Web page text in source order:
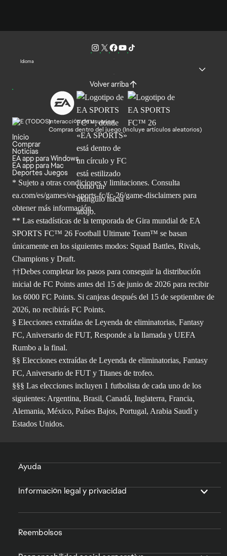
Idioma
Volver arriba
Interacción de usuarios
Compras dentro del juego (Incluye artículos aleatorios)
Inicio
Comprar
Noticias
EA app para Windows
EA app para Mac
Deportes Juegos
* Sujeto a otras condiciones y limitaciones. Consulta
ea.com/es/games/ea-sports-fc/fc-26/game-disclaimers para
obtenermás información.
** Las estadísticas de la temporada de Gira mundial de EA
SPORTS FC™ 26 Football Ultimate Team™ se basan
únicamente en los siguientes modos: Squad Battles, Rivals,
Champions y Draft.
††Debes completar los pasos para conseguir la distribución
inicial de FC Points antes del 15 de junio de 2026 para recibir
los 6000 FC Points. Si canjeas después del 15 de septiembre de
2026, no recibirás FC Points.
§ Elecciones extraídas de Leyenda de eliminatorias, Fantasy
FC, Aniversario de FUT, Responde a la llamada y UEFA
Rumbo a la final.
§§ Elecciones extraídas de Leyenda de eliminatorias, Fantasy
FC, Aniversario de FUT y Titanes de trofeo.
§§§ Las elecciones incluyen 1 futbolista de cada uno de los
siguientes: Argentina, Brasil, Canadá, Inglaterra, Francia,
Alemania, México, Países Bajos, Portugal, Arabia Saudí y
Estados Unidos.
Ayuda
Información legal y privacidad
Reembolsos